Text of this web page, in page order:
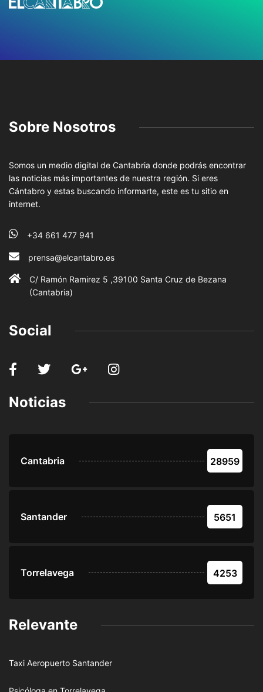
Sobre Nosotros
Somos un medio digital de Cantabria donde podrás encontrar
las noticias más importantes de nuestra región. Si eres
Cántabro y estas buscando informarte, este es tu sitio en
internet.
+34 661 477 941
prensa@elcantabro.es
C/ Ramón Ramirez 5 ,39100 Santa Cruz de Bezana
(Cantabria)
Social
Noticias
Cantabria 28959
Santander 5651
Torrelavega 4253
Relevante
Taxi Aeropuerto Santander